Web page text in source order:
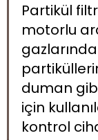
Partikül
motorlu
duman
için
kontrol